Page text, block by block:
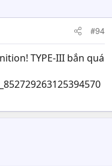
#94
TYPE-III bắn quá